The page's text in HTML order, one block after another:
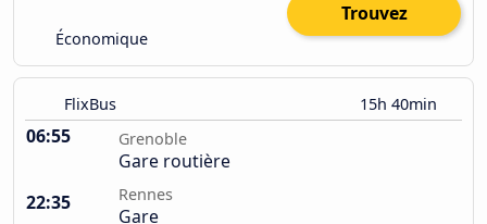
Économique
Trouvez
FlixBus 15h 40min
06:55 Grenoble
Gare routière
22:35
Rennes
Gare